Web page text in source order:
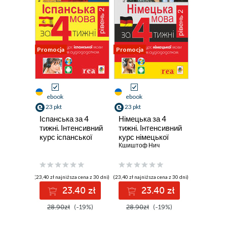
Promocja
ebook
23 pkt
Іспанська за 4
тижні. Інтенсивний
курс іспанської
аудіододатком.
Рівень 2
(23,40 zł najniższa cena z 30 dni)
23.40 zł
28.90zł (-19%)
Promocja
ebook
23 pkt
Німецька за 4
тижні. Інтенсивний
курс німецької
мови з
аудіододатком.
Рівень 2
Кшиштоф Нич
(23,40 zł najniższa cena z 30 dni)
23.40 zł
28.90zł (-19%)